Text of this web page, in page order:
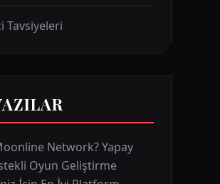
Tavsiyeleri
Network? Yapay
Oyun Geliştirme